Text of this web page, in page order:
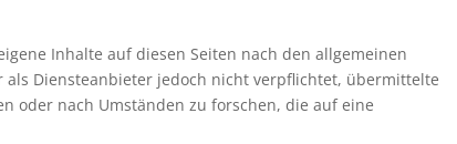
Inhalte auf diesen Seiten nach den allgemeinen
als Diensteanbieter jedoch nicht verpflichtet, übermittelte
oder nach Umständen zu forschen, die auf eine